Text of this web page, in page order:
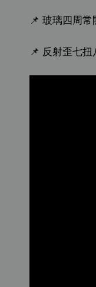
📌 玻璃四周常
📌 反射歪七扭